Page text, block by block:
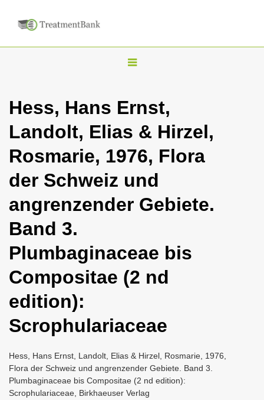
T
g
l
n
a
i
t
i
Hess, Hans Ernst,
Landolt, Elias & Hirzel,
Rosmarie, 1976, Flora
der Schweiz und
angrenzender Gebiete.
Band 3.
Plumbaginaceae bis
Compositae (2 nd
edition):
Scrophulariaceae
Hess, Hans Ernst, Landolt, Elias & Hirzel, Rosmarie, 1976,
Flora der Schweiz und angrenzender Gebiete. Band 3.
Plumbaginaceae bis Compositae (2 nd edition):
Scrophulariaceae, Birkhaeuser Verlag